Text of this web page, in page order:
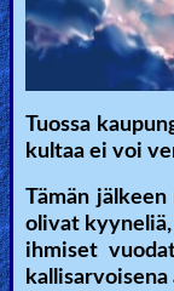
Tuossa
kultaa ei voi
Tämän
olivat
ihmiset